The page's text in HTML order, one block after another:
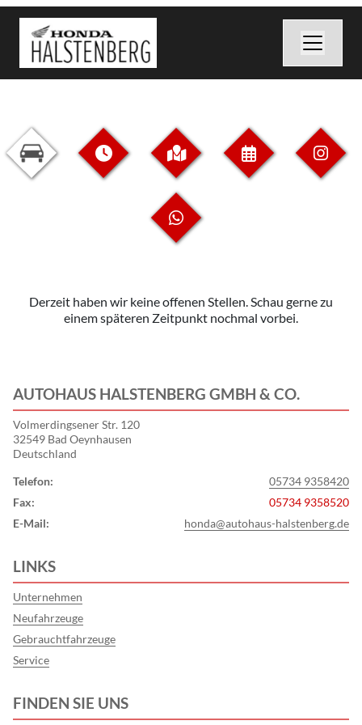
Derzeit haben wir keine offenen Stellen. Schau gerne zu
einem späteren Zeitpunkt nochmal vorbei.
AUTOHAUS HALSTENBERG GMBH & CO.
Volmerdingsener Str. 120
32549 Bad Oeynhausen
Deutschland
Telefon:
05734 9358420
Fax:
05734 9358520
E-Mail:
honda@autohaus-halstenberg.de
LINKS
Unternehmen
Neufahrzeuge
Gebrauchtfahrzeuge
Service
FINDEN SIE UNS